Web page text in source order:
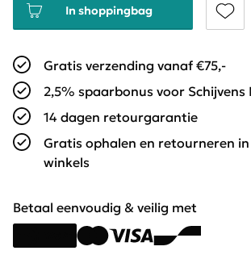
In shoppingbag
Gratis verzending vanaf €75,-
2,5% spaarbonus voor Schijvens
14 dagen retourgarantie
Gratis ophalen en retourneren in
winkels
Betaal eenvoudig & veilig met